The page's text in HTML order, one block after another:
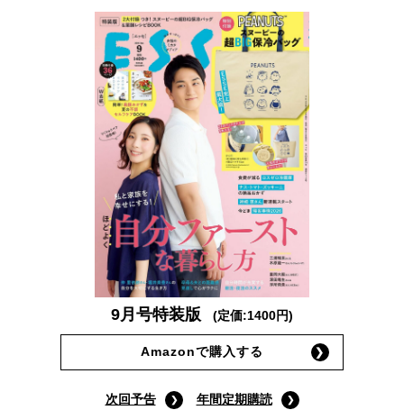
9月号特装版 (定価:1400円)
Amazonで購入する
次回予告
年間定期購読